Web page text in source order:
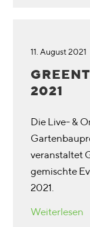
11. August 2021
2021
Die Live- &
veranstaltet
gemischte
2021.
Weiterlesen